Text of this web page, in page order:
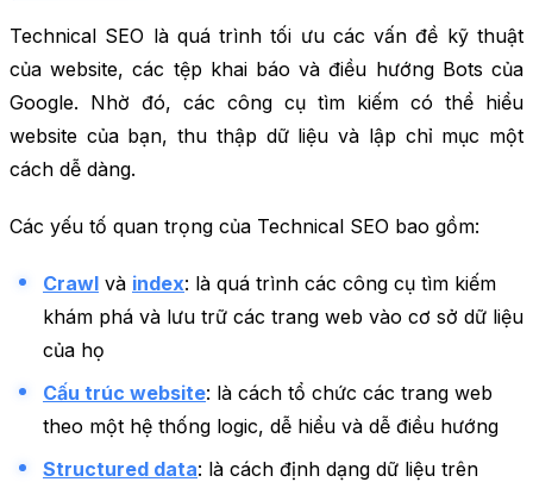
Technical SEO là quá trình tối ưu các vấn đề kỹ thuật
của website, các tệp khai báo và điều hướng Bots của
Google. Nhờ đó, các công cụ tìm kiếm có thể hiểu
website của bạn, thu thập dữ liệu và lập chỉ mục một
cách dễ dàng.
Các yếu tố quan trọng của Technical SEO bao gồm:
Crawl và index: là quá trình các công cụ tìm kiếm
khám phá và lưu trữ các trang web vào cơ sở dữ liệu
của họ
Cấu trúc website: là cách tổ chức các trang web
theo một hệ thống logic, dễ hiểu và dễ điều hướng
Structured data: là cách định dạng dữ liệu trên